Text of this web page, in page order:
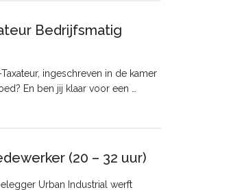
Bedrijfsmatig
ingeschreven in de kamer
En ben jij klaar voor een …
(20 – 32 uur)
Urban Industrial werft